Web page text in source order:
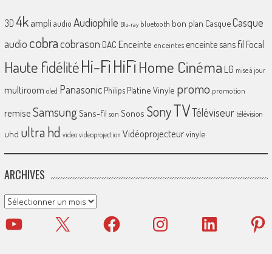
3D 4k ampliaudio Audiophile Blu-ray bluetooth bon plan CasqueCasque
audio cobracobrason DAC Enceinte enceintes enceinte sans fil Focal
Haute fidélitéHi-FiHiFiHome Cinéma LG mise à jour
multiroom oled Panasonic Philips Platine Vinyle promo promotion
remiseSamsungSans-fil son Sonos SonyTVTéléviseur télévision
uhd ultra hd video videoprojection Vidéoprojecteurvinyle
ARCHIVES
Archives
YouTube X Facebook Instagram LinkedIn